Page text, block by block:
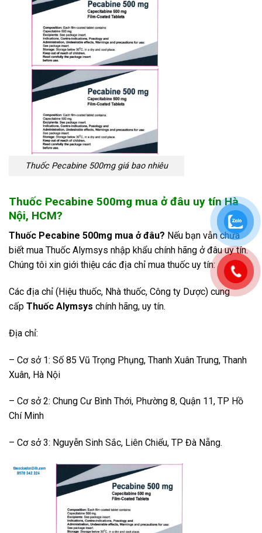
Thuốc Pecabine 500mg giá bao nhiêu
Thuốc Pecabine 500mg mua ở đâu uy tín Hà
Nội, HCM?
Thuốc Pecabine 500mg mua ở đâu? Nếu bạn vẫn chưa
biết mua Thuốc Alymsys nhập khẩu chính hãng ở đâu uy tín.
Chúng tôi xin giới thiệu các địa chỉ mua thuốc uy tín:
Các địa chỉ (Hiệu thuốc, Nhà thuốc, Công ty Dược) cung
cấp Thuốc Alymsys chính hãng, uy tín.
Địa chỉ:
– Cơ sở 1: Số 85 Vũ Trọng Phụng, Thanh Xuân Trung, Thanh
Xuân, Hà Nội
– Cơ sở 2: Chung Cư Bình Thới, Phường 8, Quận 11, TP Hồ
Chí Minh
– Cơ sở 3: Nguyễn Sinh Sắc, Liên Chiểu, TP Đà Nẵng.